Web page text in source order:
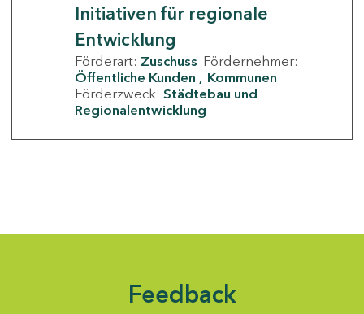
Initiativen für regionale
Entwicklung
Förderart: Zuschuss Fördernehmer:
Öffentliche Kunden
Kommunen
Förderzweck: Städtebau und
Regionalentwicklung
Feedback